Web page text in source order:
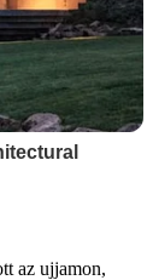
az ujjamon,